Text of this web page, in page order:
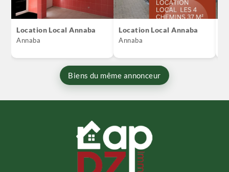
Location Local Annaba
Annaba
Location Local Annaba
Annaba
Biens du même annonceur